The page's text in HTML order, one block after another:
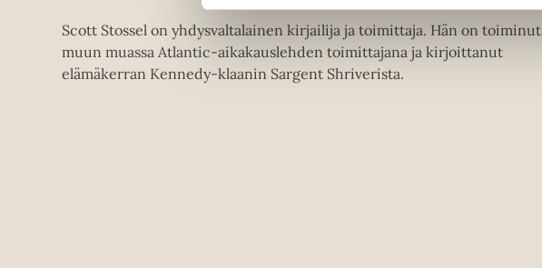
Scott Stossel on yhdysvaltalainen kirjailija ja toimittaja. Hän on toiminut
muun muassa Atlantic-aikakauslehden toimittajana ja kirjoittanut
elämäkerran Kennedy-klaanin Sargent Shriverista.